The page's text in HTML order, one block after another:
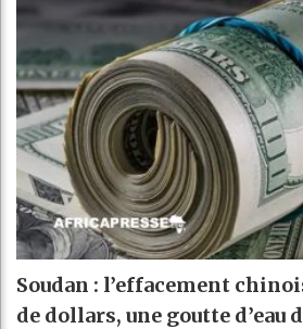
Soudan : l’effacement
de dollars, une goutte d’eau